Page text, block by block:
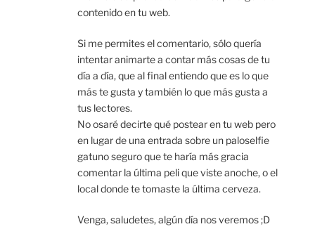
contenido en tu web.
Si me permites el comentario, sólo quería
intentar animarte a contar más cosas de tu
día a día, que al final entiendo que es lo que
más te gusta y también lo que más gusta a
tus lectores.
No osaré decirte qué postear en tu web pero
en lugar de una entrada sobre un paloselfie
gatuno seguro que te haría más gracia
comentar la última peli que viste anoche, o el
local donde te tomaste la última cerveza.
Venga, saludetes, algún día nos veremos ;D